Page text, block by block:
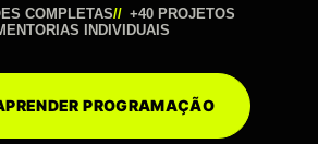
COMPLETAS
+40 PROJETOS
INDIVIDUAIS
PROGRAMAÇÃO